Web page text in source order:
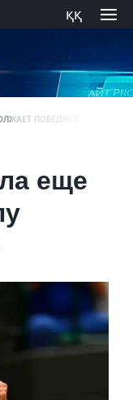
ққ
ПОБЕДНОЕ ШЕСТВИЕ
еще